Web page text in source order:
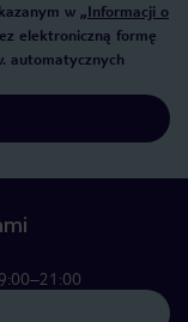
w „Informacji o
elektroniczną formę
automatycznych